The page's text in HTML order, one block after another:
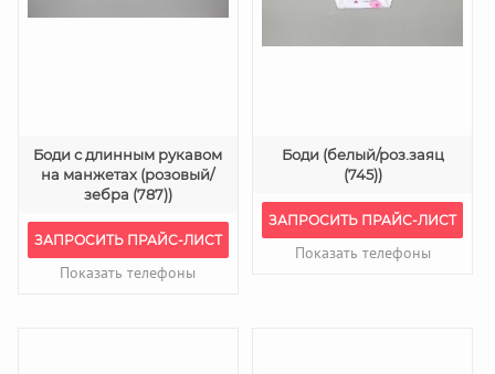
Боди с длинным рукавом
на манжетах (розовый/
зебра (787))
ЗАПРОСИТЬ ПРАЙС-ЛИСТ
Показать телефоны
Боди (белый/роз.заяц
(745))
ЗАПРОСИТЬ ПРАЙС-ЛИСТ
Показать телефоны